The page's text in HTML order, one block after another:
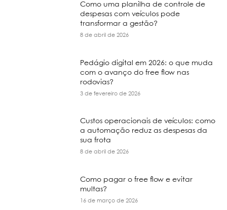
Como uma planilha de controle de
despesas com veículos pode
transformar a gestão?
8 de abril de 2026
Pedágio digital em 2026: o que muda
com o avanço do free flow nas
rodovias?
3 de fevereiro de 2026
Custos operacionais de veículos: como
a automação reduz as despesas da
sua frota
8 de abril de 2026
Como pagar o free flow e evitar
multas?
16 de março de 2026